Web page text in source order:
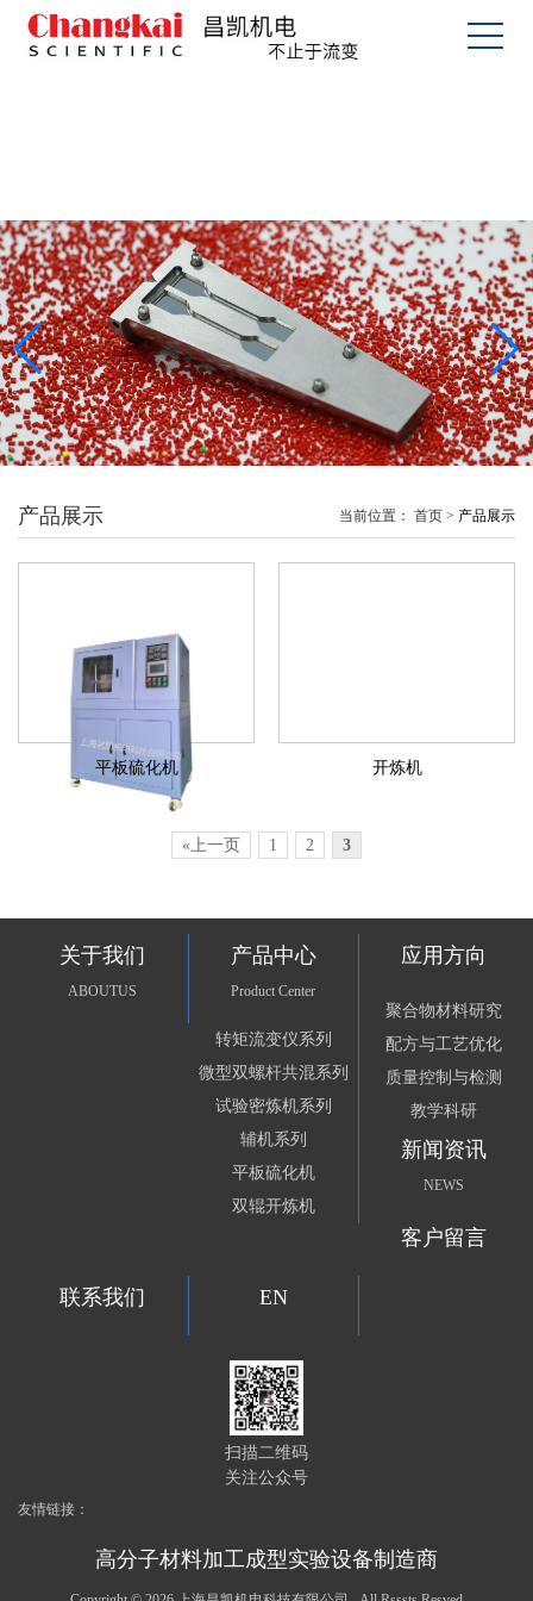
产品展示 当前位置： 首页 > 产品展示
平板硫化机 开炼机
«上一页 1 2 3
关于我们
ABOUTUS
产品中心
Product Center
转矩流变仪系列
微型双螺杆共混系列
试验密炼机系列
辅机系列
平板硫化机
双辊开炼机
应用方向
聚合物材料研究
配方与工艺优化
质量控制与检测
教学科研
新闻资讯
NEWS
客户留言
联系我们 EN
扫描二维码
关注公众号
友情链接：
高分子材料加工成型实验设备制造商